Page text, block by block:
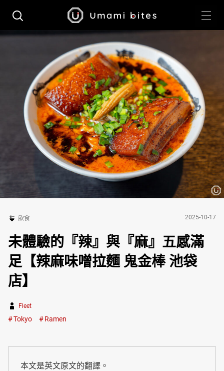
飲食 2025-10-17
未體驗的『辣』與『麻』五感滿
足【辣麻味噌拉麵 鬼金棒 池袋
店】
Fleet
Tokyo Ramen
本文是英文原文的翻譯。